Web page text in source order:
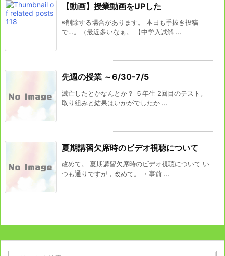
【動画】授業動画をUPした
※削除する場合があります。 本日も手抜き投稿
で…。（最近多いなぁ。 【中学入試解 ...
先週の授業 ～6/30-7/5
滅亡したとかなんとか？ ５年生 2回目のテスト。
取り組みと結果はいかがでしたか ...
夏期講習欠席時のビデオ視聴について
改めて。 夏期講習欠席時のビデオ視聴について い
つも通りですが，改めて。 ・事前 ...